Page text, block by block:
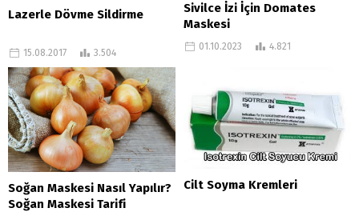
Lazerle Dövme Sildirme
15.08.2017 3.504
Sivilce İzi İçin Domates
Maskesi
01.10.2023 4.821
Soğan Maskesi Nasıl Yapılır?
Soğan Maskesi Tarifi
Cilt Soyma Kremleri